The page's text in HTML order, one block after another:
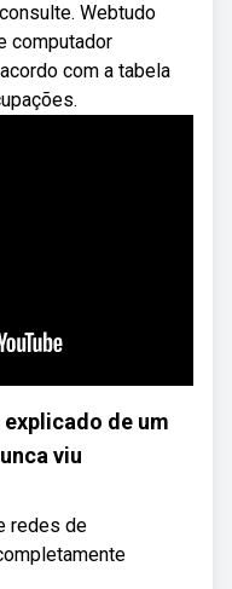
Webtudo
computador
com a tabela
de um
viu
redes de